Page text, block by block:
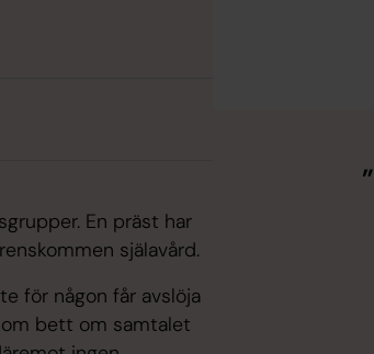
En präst har
själavård.
för någon får avslöja
bett om samtalet